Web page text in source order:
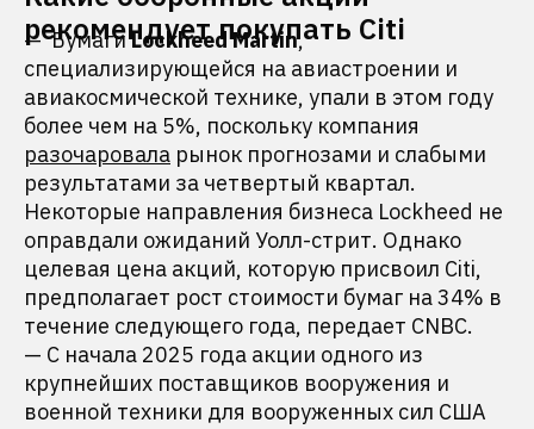
рекомендует покупать Citi
— БумагиLоckheed Martin,
специализирующейся на авиастроении и
авиакосмической технике, упали в этом году
более чем на 5%, поскольку компания
разочаровала рынок прогнозами и слабыми
результатами за четвертый квартал.
Некоторые направления бизнеса Lockheed не
оправдали ожиданий Уолл-стрит. Однако
целевая цена акций, которую присвоил Citi,
предполагает рост стоимости бумаг на 34% в
течение следующего года, передает CNBC.
— С начала 2025 года акции одного из
крупнейших поставщиков вооружения и
военной техники для вооруженных сил США